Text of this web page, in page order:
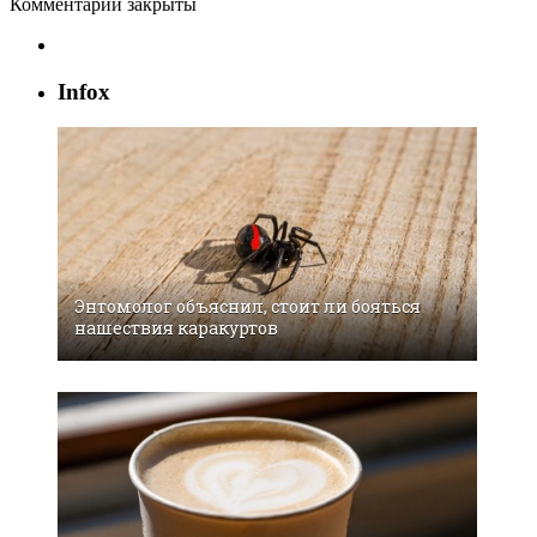
Infox
Энтомолог объяснил, стоит ли бояться
нашествия каракуртов